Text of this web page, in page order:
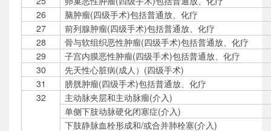
26
脑肿瘤(四级手术)包括普通放、化疗
27
前列腺肿瘤(四级手术)包括普通放、化疗
28
骨与软组织恶性肿瘤(四级手术)包括普通放、化疗
29
子宫内膜恶性肿瘤(四级手术)包括普通放、化疗
30
先天性心脏病(成人）(四级手术)
31
膀胱肿瘤(四级手术)包括普通放、化疗
32
主动脉夹层和主动脉瘤(介入)
单侧下肢动脉硬化闭塞症(介入)
下肢静脉血栓形成和/或合并肺栓塞(介入)